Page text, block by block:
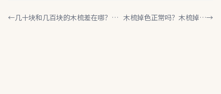
←几十块和几百块的木梳差在哪？看 木梳掉色正常吗？木梳掉色→